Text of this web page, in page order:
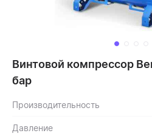
Винтовой компрессор
бар
Производительность
Давление